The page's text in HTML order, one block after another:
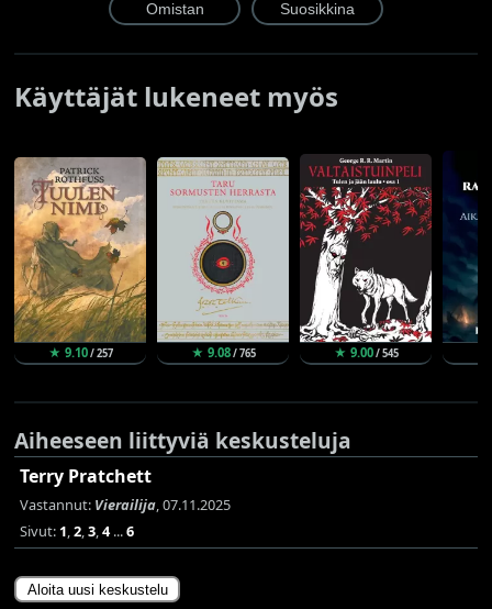
Käyttäjät lukeneet myös
★ 9.10/ 257 ★ 9.08/ 765 ★ 9.00/ 545
Aiheeseen liittyviä keskusteluja
Terry Pratchett
Vastannut: Vierailija, 07.11.2025
Sivut: 1,2,3,4...6
Aloita uusi keskustelu